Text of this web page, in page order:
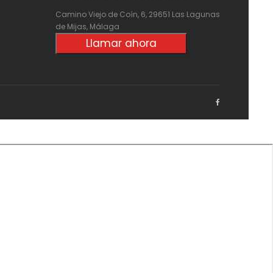
Camino Viejo de Coín, 6, 29651 Las Lagunas
de Mijas, Málaga
Llamar ahora